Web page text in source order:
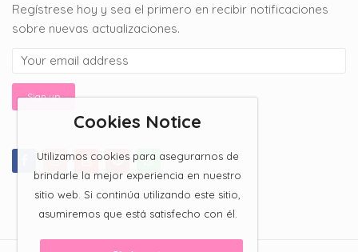
Regístrese hoy y sea el primero en recibir notificaciones
sobre nuevas actualizaciones.
Cookies Notice
Utilizamos cookies para asegurarnos de
brindarle la mejor experiencia en nuestro
sitio web. Si continúa utilizando este sitio,
asumiremos que está satisfecho con él.